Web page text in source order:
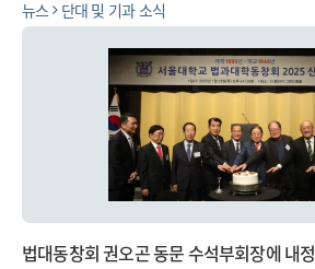
뉴스 단대 및 기과 소식
법대동창회 권오곤 동문 수석부회장에 내정